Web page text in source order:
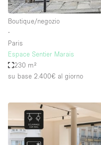
Boutique/negozio
∙
Paris
Espace Sentier Marais
230 m²
su base 2.400€ al giorno